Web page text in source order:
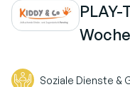
PLAY-
Soziale Dienste &